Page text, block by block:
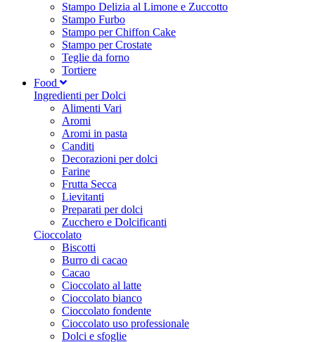
Stampo Delizia al Limone e Zuccotto
Stampo Furbo
Stampo per Chiffon Cake
Stampo per Crostate
Teglie da forno
Tortiere
Food
Ingredienti per Dolci
Alimenti Vari
Aromi
Aromi in pasta
Canditi
Decorazioni per dolci
Farine
Frutta Secca
Lievitanti
Preparati per dolci
Zucchero e Dolcificanti
Cioccolato
Biscotti
Burro di cacao
Cacao
Cioccolato al latte
Cioccolato bianco
Cioccolato fondente
Cioccolato uso professionale
Dolci e sfoglie